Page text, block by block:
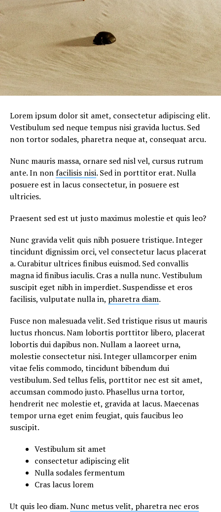
Lorem ipsum dolor sit amet, consectetur adipiscing elit.
Vestibulum sed neque tempus nisi gravida luctus. Sed
non tortor sodales, pharetra neque at, consequat arcu.
Nunc mauris massa, ornare sed nisl vel, cursus rutrum
ante. In nonfacilisis nisi. Sed in porttitor erat. Nulla
posuere est in lacus consectetur, in posuere est
ultricies.
Praesent sed est ut justo maximus molestie et quis leo?
Nunc gravida velit quis nibh posuere tristique. Integer
tincidunt dignissim orci, vel consectetur lacus placerat
a. Curabitur ultrices finibus euismod. Sed convallis
magna id finibus iaculis. Cras a nulla nunc. Vestibulum
suscipit eget nibh in imperdiet. Suspendisse et eros
facilisis, vulputate nulla in, pharetra diam.
Fusce non malesuada velit. Sed tristique risus ut mauris
luctus rhoncus. Nam lobortis porttitor libero, placerat
lobortis dui dapibus non. Nullam a laoreet urna,
molestie consectetur nisi. Integer ullamcorper enim
vitae felis commodo, tincidunt bibendum dui
vestibulum. Sed tellus felis, porttitor nec est sit amet,
accumsan commodo justo. Phasellus urna tortor,
hendrerit nec molestie et, gravida at lacus. Maecenas
tempor urna eget enim feugiat, quis faucibus leo
suscipit.
Vestibulum sit amet
consectetur adipiscing elit
Nulla sodales fermentum
Cras lacus lorem
Ut quis leo diam.Nunc metus velit, pharetra nec eros